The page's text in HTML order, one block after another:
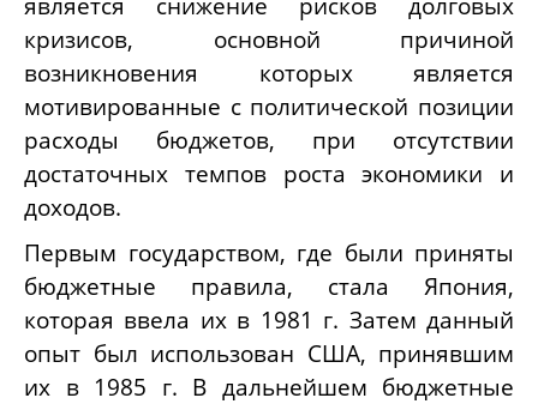
кризисов, основной причиной
возникновения которых является
мотивированные с политической позиции
расходы бюджетов, при отсутствии
достаточных темпов роста экономики и
доходов.
Первым государством, где были приняты
бюджетные правила, стала Япония,
которая ввела их в 1981 г. Затем данный
опыт был использован США, принявшим
их в 1985 г. В дальнейшем бюджетные